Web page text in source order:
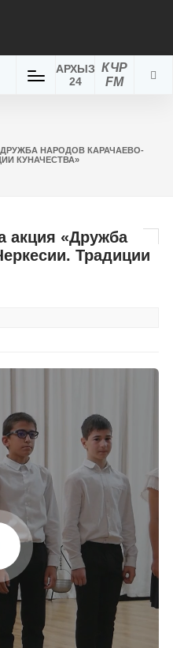
КЧР
FM
АРХЫЗ
24
НАРОДОВ КАРАЧАЕВО-
КУНАЧЕСТВА»
акция «Дружба
Традиции